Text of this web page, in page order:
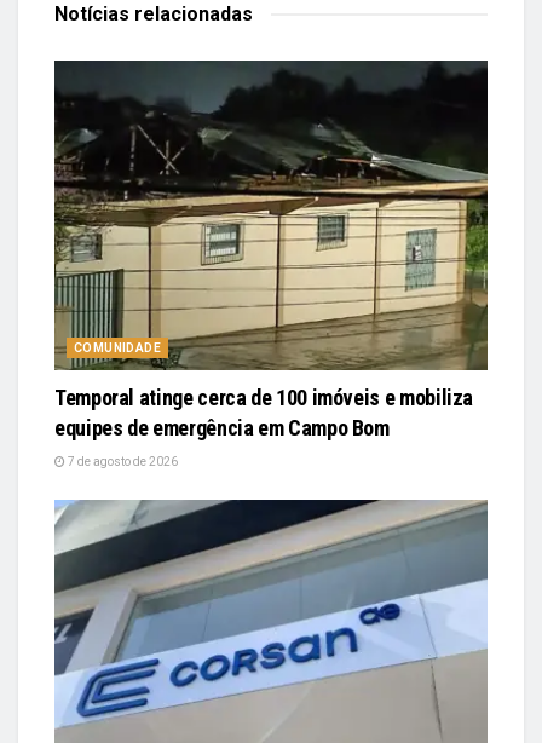
Notícias relacionadas
COMUNIDADE
Temporal atinge cerca de 100 imóveis e mobiliza
equipes de emergência em Campo Bom
7 de agosto de 2026